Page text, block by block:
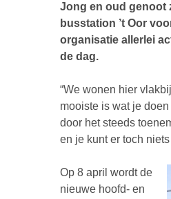
Jong en oud genoot
busstation ’t Oor
organisatie allerlei
de dag.
“We wonen hier
mooiste is wat je
door het steeds
en je kunt er toch
Op 8 april wordt de
nieuwe hoofd- en